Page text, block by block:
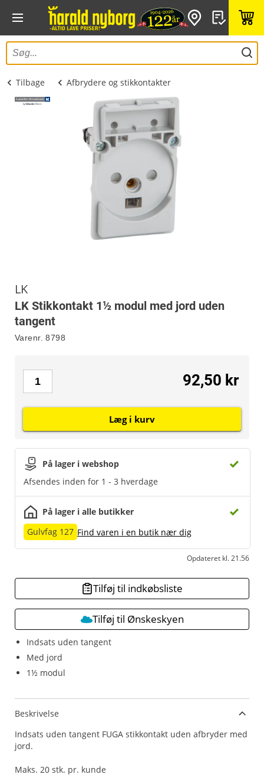
Tilbage Afbrydere og stikkontakter
LK
LK Stikkontakt 1½ modul med jord uden
tangent
Varenr. 8798
Indsats uden tangent
Med jord
1½ modul
På lager i webshop
Afsendes inden for 1 - 3 hverdage
På lager i alle butikker
Gulvfag 127 Find varen i en butik nær dig
Opdateret kl. 21.56
92,50 kr
Læg i kurv
Tilføj til indkøbsliste
Tilføj til Ønskeskyen
Beskrivelse
Indsats uden tangent FUGA stikkontakt uden afbryder med
jord.
Maks. 20 stk. pr. kunde